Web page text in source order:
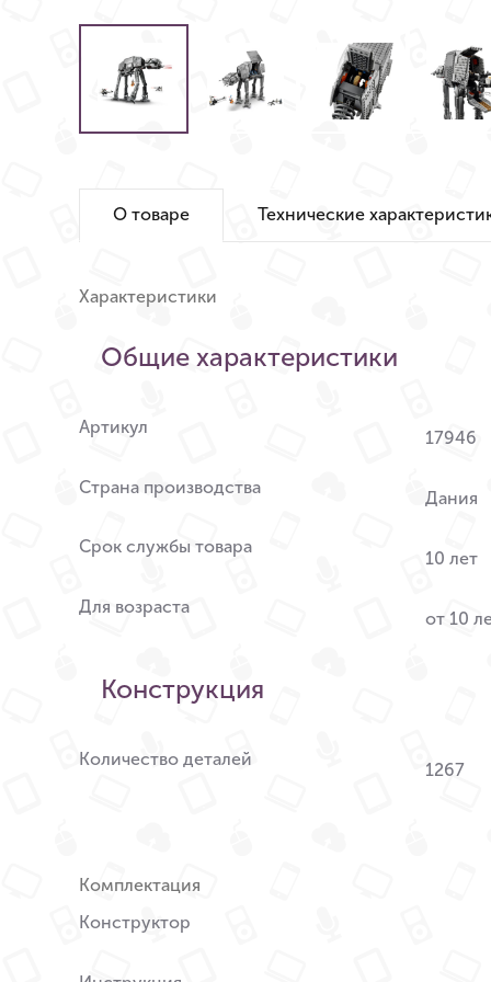
О товаре Технические
Характеристики
Общие характеристики
Артикул
17946
Страна производства
Дания
Срок службы товара
10 лет
Для возраста
от 10
Конструкция
Количество деталей
1267
Комплектация
Конструктор